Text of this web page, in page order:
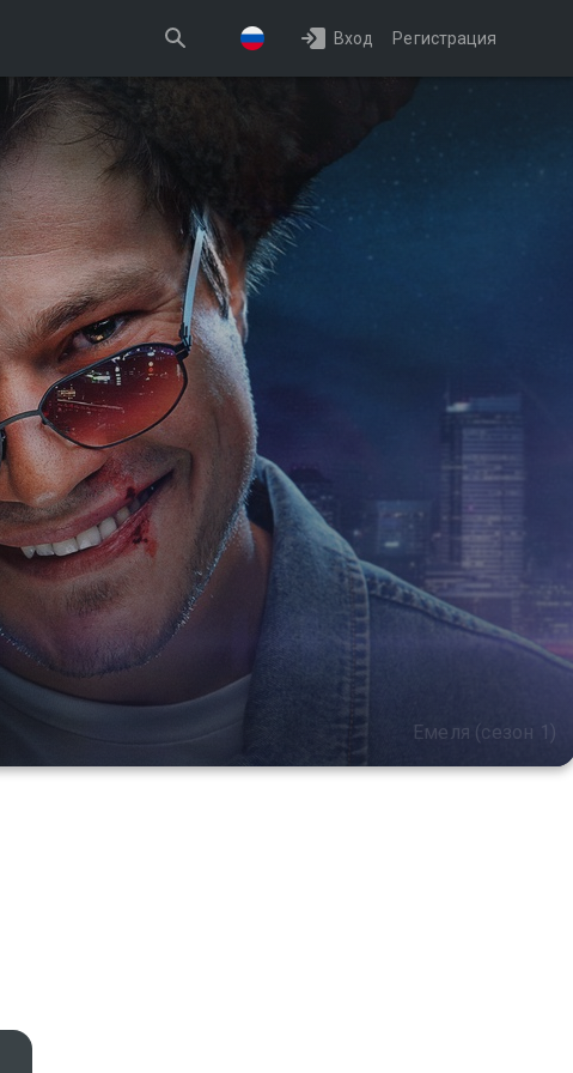
Вход Регистрация
Емеля (сезон 1)